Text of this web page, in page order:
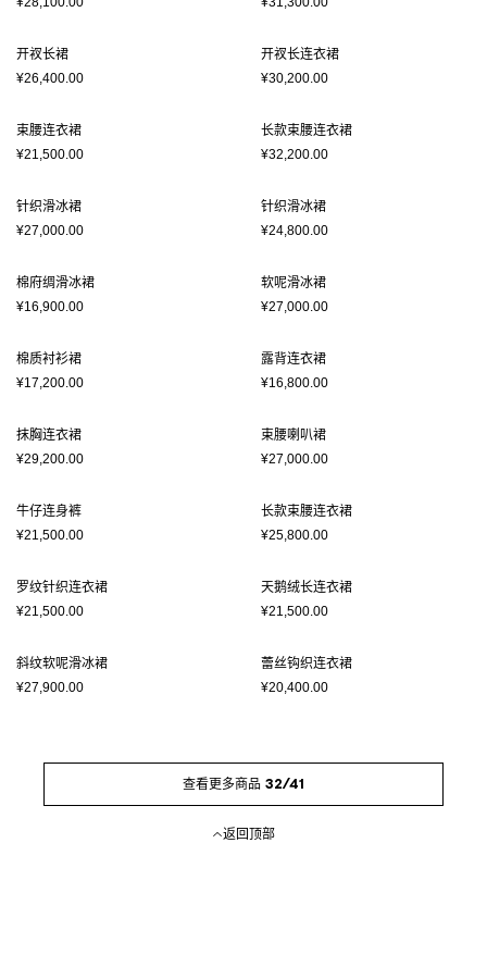
开衩长裙
¥26,400.00
开衩长连衣裙
¥30,200.00
束腰连衣裙
¥21,500.00
长款束腰连衣裙
¥32,200.00
针织滑冰裙
¥27,000.00
针织滑冰裙
¥24,800.00
棉府绸滑冰裙
¥16,900.00
软呢滑冰裙
¥27,000.00
棉质衬衫裙
¥17,200.00
露背连衣裙
¥16,800.00
抹胸连衣裙
¥29,200.00
束腰喇叭裙
¥27,000.00
牛仔连身裤
¥21,500.00
长款束腰连衣裙
¥25,800.00
罗纹针织连衣裙
¥21,500.00
天鹅绒长连衣裙
¥21,500.00
斜纹软呢滑冰裙
¥27,900.00
蕾丝钩织连衣裙
¥20,400.00
查看更多商品 32/41
返回顶部